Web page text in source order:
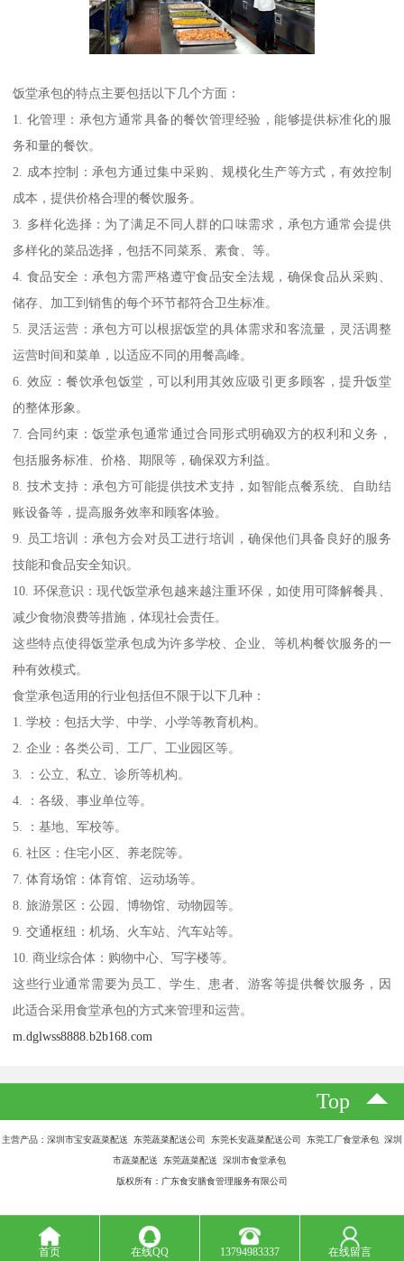
饭堂承包的特点主要包括以下几个方面：
1. 化管理：承包方通常具备的餐饮管理经验，能够提供标准化的服
务和量的餐饮。
2. 成本控制：承包方通过集中采购、规模化生产等方式，有效控制
成本，提供价格合理的餐饮服务。
3. 多样化选择：为了满足不同人群的口味需求，承包方通常会提供
多样化的菜品选择，包括不同菜系、素食、等。
4. 食品安全：承包方需严格遵守食品安全法规，确保食品从采购、
储存、加工到销售的每个环节都符合卫生标准。
5. 灵活运营：承包方可以根据饭堂的具体需求和客流量，灵活调整
运营时间和菜单，以适应不同的用餐高峰。
6. 效应：餐饮承包饭堂，可以利用其效应吸引更多顾客，提升饭堂
的整体形象。
7. 合同约束：饭堂承包通常通过合同形式明确双方的权利和义务，
包括服务标准、价格、期限等，确保双方利益。
8. 技术支持：承包方可能提供技术支持，如智能点餐系统、自助结
账设备等，提高服务效率和顾客体验。
9. 员工培训：承包方会对员工进行培训，确保他们具备良好的服务
技能和食品安全知识。
10. 环保意识：现代饭堂承包越来越注重环保，如使用可降解餐具、
减少食物浪费等措施，体现社会责任。
这些特点使得饭堂承包成为许多学校、企业、等机构餐饮服务的一
种有效模式。
食堂承包适用的行业包括但不限于以下几种：
1. 学校：包括大学、中学、小学等教育机构。
2. 企业：各类公司、工厂、工业园区等。
3. ：公立、私立、诊所等机构。
4. ：各级、事业单位等。
5. ：基地、军校等。
6. 社区：住宅小区、养老院等。
7. 体育场馆：体育馆、运动场等。
8. 旅游景区：公园、博物馆、动物园等。
9. 交通枢纽：机场、火车站、汽车站等。
10. 商业综合体：购物中心、写字楼等。
这些行业通常需要为员工、学生、患者、游客等提供餐饮服务，因
此适合采用食堂承包的方式来管理和运营。
m.dglwss8888.b2b168.com
Top
主营产品：深圳市宝安蔬菜配送 东莞蔬菜配送公司 东莞长安蔬菜配送公司 东莞工厂食堂承包 深圳
市蔬菜配送 东莞蔬菜配送 深圳市食堂承包
版权所有：广东食安膳食管理服务有限公司
首页 在线QQ 13794983337 在线留言